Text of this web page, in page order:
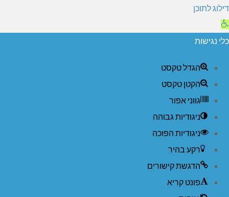
דילוג לתוכן
פתח
סרגל
כלי נגישות
הגדל טקסט
הקטן טקסט
גווני אפור
ניגודיות גבוהה
ניגודיות הפוכה
רקע בהיר
הדגשת קישורים
פונט קריא